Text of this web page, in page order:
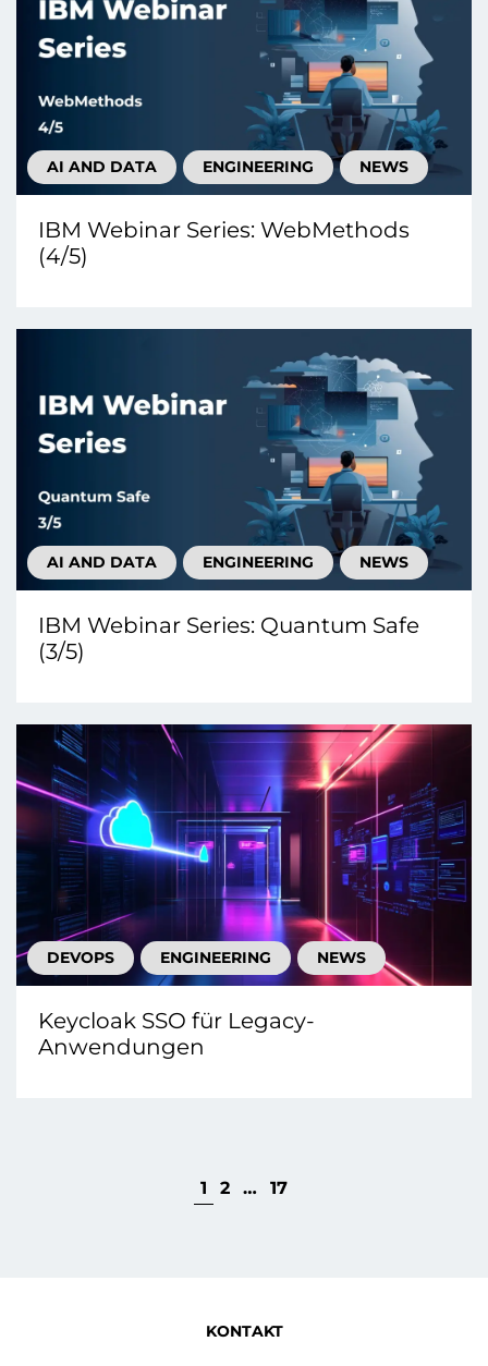
AI AND DATA ENGINEERING NEWS
IBM Webinar Series: WebMethods
(4/5)
AI AND DATA ENGINEERING NEWS
IBM Webinar Series: Quantum Safe
(3/5)
DEVOPS ENGINEERING NEWS
Keycloak SSO für Legacy-
Anwendungen
1 2 … 17
KONTAKT